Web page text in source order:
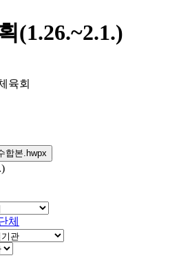
(1.26.~2.1.)
육회
합본.hwpx
체